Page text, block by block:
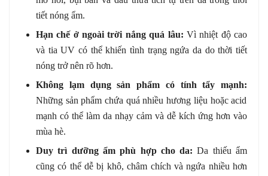
tiết nóng ẩm.
Hạn chế ở ngoài trời nắng quá lâu: Vì nhiệt độ cao
và tia UV có thể khiến tình trạng ngứa da do thời tiết
nóng trở nên rõ hơn.
Không lạm dụng sản phẩm có tính tẩy mạnh:
Những sản phẩm chứa quá nhiều hương liệu hoặc acid
mạnh có thể làm da nhạy cảm và dễ kích ứng hơn vào
mùa hè.
Duy trì dưỡng ẩm phù hợp cho da: Da thiếu ẩm
cũng có thể dễ bị khô, châm chích và ngứa nhiều hơn